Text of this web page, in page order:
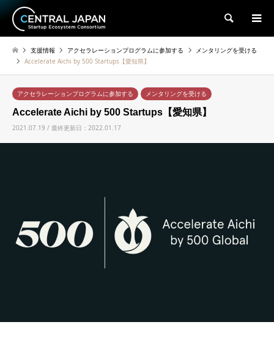
検索
支援情報 アクセラレーションプログラムに参加する
メンタリングを受ける
Accelerate Aichi by 500 Startups【愛知県】
アクセラレーションプログラムに参加する メンタリングを受ける
Accelerate Aichi by 500 Startups【愛知県】
2021.07.19 / 最終更新日：2022.01.17